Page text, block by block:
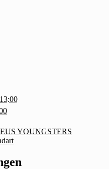
YOUNGSTERS